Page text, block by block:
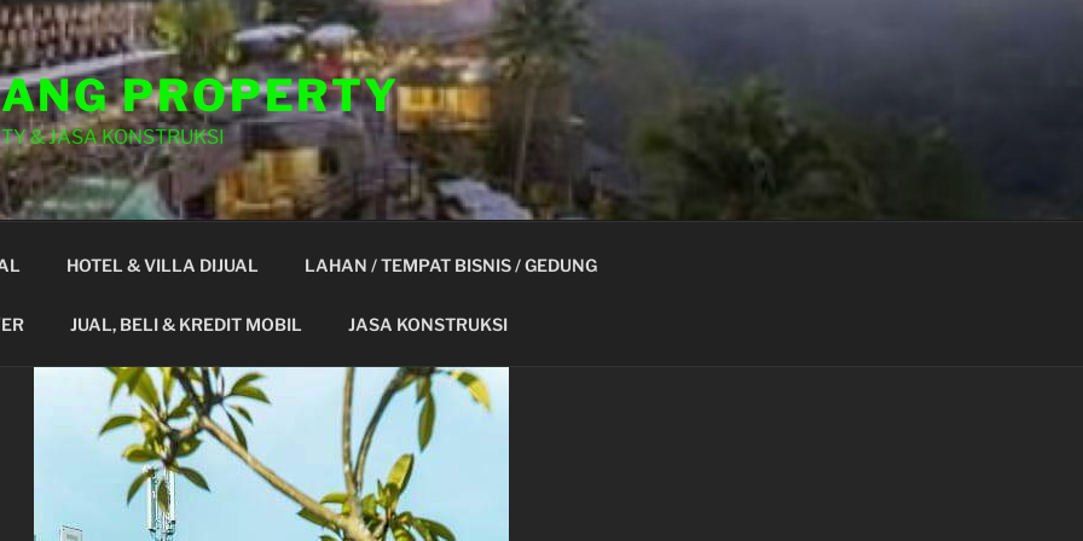
PROPERTY
& JASA KONSTRUKSI
HOTEL & VILLA DIJUAL LAHAN / TEMPAT BISNIS / GEDUNG
JUAL, BELI & KREDIT MOBIL JASA KONSTRUKSI